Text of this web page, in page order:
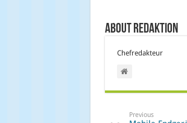
About Redaktion
Chefredakteur
Previous